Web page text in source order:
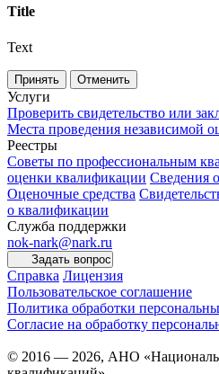
Title
Text
Принять Отменить
Услуги
Проверить свидетельство или
Места проведения независимой
Реестры
Советы по профессиональным
оценки квалификации Сведения
Оценочные средства
о квалификации
Служба поддержки
nok-nark@nark.ru
Задать вопрос
Справка Лицензия
Пользовательское соглашение
Политика обработки
Согласие на обработку
© 2016 — 2026, АНО